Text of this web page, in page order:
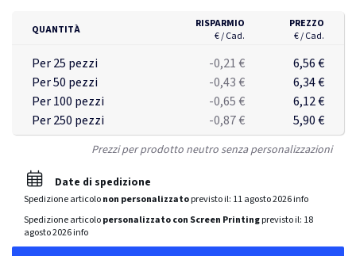
QUANTITÀ
RISPARMIO
€ / Cad.
PREZZO
€ / Cad.
Per 25 pezzi -0,21 €
6,56 €
Per 50 pezzi
-0,43 €
6,34 €
Per 100 pezzi
-0,65 €
6,12 €
Per 250 pezzi
-0,87 € 5,90 €
Prezzi per prodotto neutro senza personalizzazioni
Date di spedizione
Spedizione articolonon personalizzatoprevisto il: 11 agosto 2026info
Spedizione articolopersonalizzato con Screen Printingprevisto il: 18
agosto 2026info